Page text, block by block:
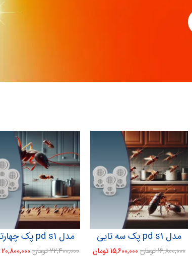
مدل pd s1 پک سه تایی
16,800,000تومان 15,600,000تومان
مدل pd s1 پک چهارتایی
22,400,000تومان 20,800,000